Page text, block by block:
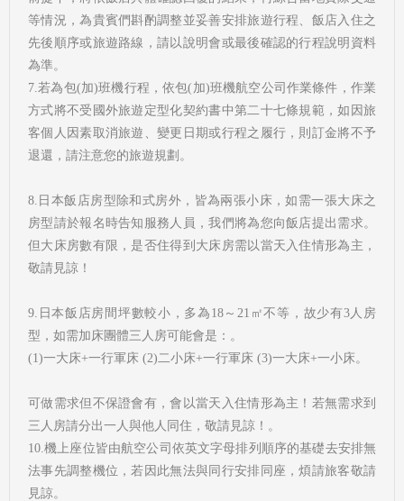
等情況，為貴賓們斟酌調整並妥善安排旅遊行程、飯店入住之
先後順序或旅遊路線，請以說明會或最後確認的行程說明資料
為準。
7.若為包(加)班機行程，依包(加)班機航空公司作業條件，作業
方式將不受國外旅遊定型化契約書中第二十七條規範，如因旅
客個人因素取消旅遊、變更日期或行程之履行，則訂金將不予
退還，請注意您的旅遊規劃。
8.日本飯店房型除和式房外，皆為兩張小床，如需一張大床之
房型請於報名時告知服務人員，我們將為您向飯店提出需求。
但大床房數有限，是否住得到大床房需以當天入住情形為主，
敬請見諒！
9.日本飯店房間坪數較小，多為18～21㎡不等，故少有3人房
型，如需加床團體三人房可能會是：。
(1)一大床+一行軍床 (2)二小床+一行軍床 (3)一大床+一小床。
可做需求但不保證會有，會以當天入住情形為主！若無需求到
三人房請分出一人與他人同住，敬請見諒！。
10.機上座位皆由航空公司依英文字母排列順序的基礎去安排無
法事先調整機位，若因此無法與同行安排同座，煩請旅客敬請
見諒。